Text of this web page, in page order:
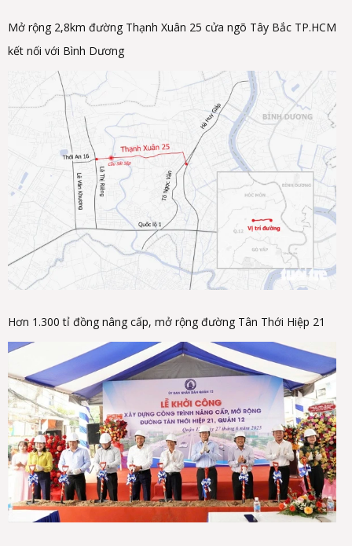
Mở rộng 2,8km đường Thạnh Xuân 25 cửa ngõ Tây Bắc TP.HCM
kết nối với Bình Dương
Hơn 1.300 tỉ đồng nâng cấp, mở rộng đường Tân Thới Hiệp 21